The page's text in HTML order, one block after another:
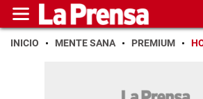
INICIO MENTE SANA PREMIUM